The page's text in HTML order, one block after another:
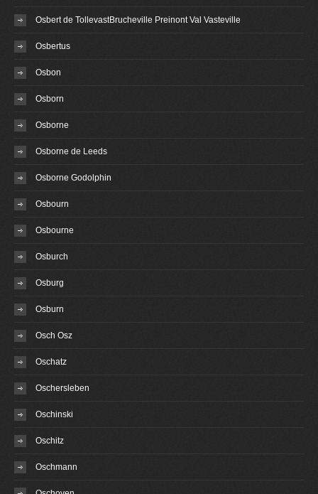
Osbert de TollevastBrucheville Preinont Val Vasteville
Osbertus
Osbon
Osborn
Osborne
Osborne de Leeds
Osborne Godolphin
Osbourn
Osbourne
Osburch
Osburg
Osburn
Osch Osz
Oschatz
Oschersleben
Oschinski
Oschitz
Oschmann